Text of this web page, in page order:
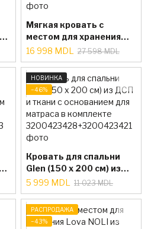
Мягкая кровать с
местом для хранения
Bow Lova GK 8151 (160 x
200 см)
16 998 MDL 27 598 MDL
НОВИНКА
−46%
Кровать для спальни
Glen (150 x 200 см) из
ДСП и ткани c
основанием для
матраса в комплекте
5 999 MDL 11 023 MDL
РАСПРОДАЖА
−43%